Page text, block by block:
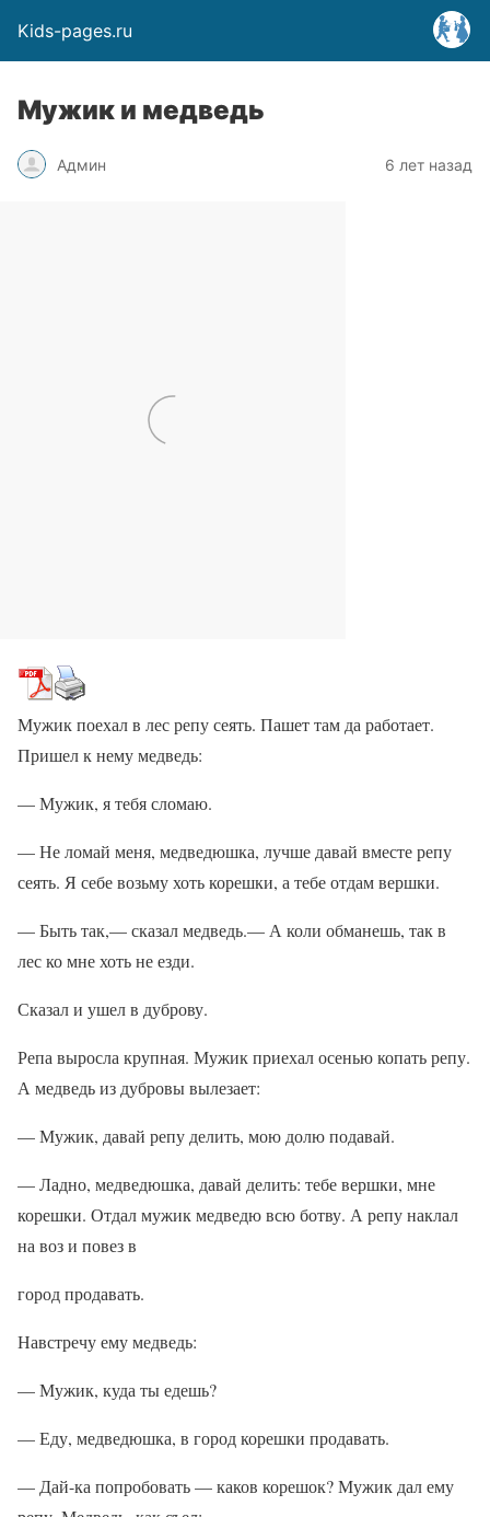
Kids-pages.ru
Мужик и медведь
Админ 6 лет назад
Мужик поехал в лес репу сеять. Пашет там да работает.
Пришел к нему медведь:
— Мужик, я тебя сломаю.
— Не ломай меня, медведюшка, лучше давай вместе репу
сеять. Я себе возьму хоть корешки, а тебе отдам вершки.
— Быть так,— сказал медведь.— А коли обманешь, так в
лес ко мне хоть не езди.
Сказал и ушел в дуброву.
Репа выросла крупная. Мужик приехал осенью копать репу.
А медведь из дубровы вылезает:
— Мужик, давай репу делить, мою долю подавай.
— Ладно, медведюшка, давай делить: тебе вершки, мне
корешки. Отдал мужик медведю всю ботву. А репу наклал
на воз и повез в
город продавать.
Навстречу ему медведь:
— Мужик, куда ты едешь?
— Еду, медведюшка, в город корешки продавать.
— Дай-ка попробовать — каков корешок? Мужик дал ему